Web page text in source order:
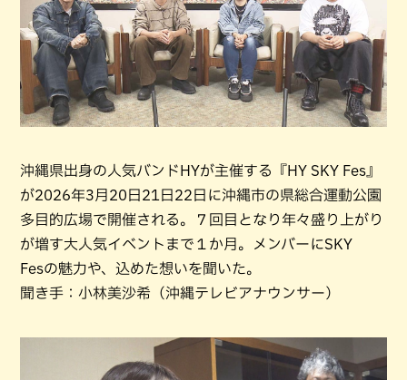
沖縄県出身の人気バンドHYが主催する『HY SKY Fes』
が2026年3月20日21日22日に沖縄市の県総合運動公園
多目的広場で開催される。７回目となり年々盛り上がり
が増す大人気イベントまで１か月。メンバーにSKY
Fesの魅力や、込めた想いを聞いた。
聞き手：小林美沙希（沖縄テレビアナウンサー）